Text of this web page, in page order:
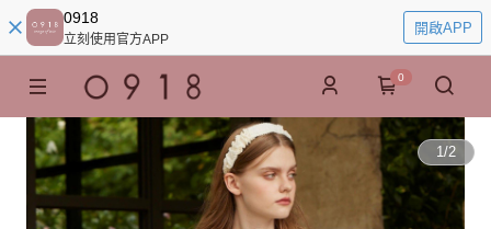
0918
立刻使用官方APP
開啟APP
0
1/2